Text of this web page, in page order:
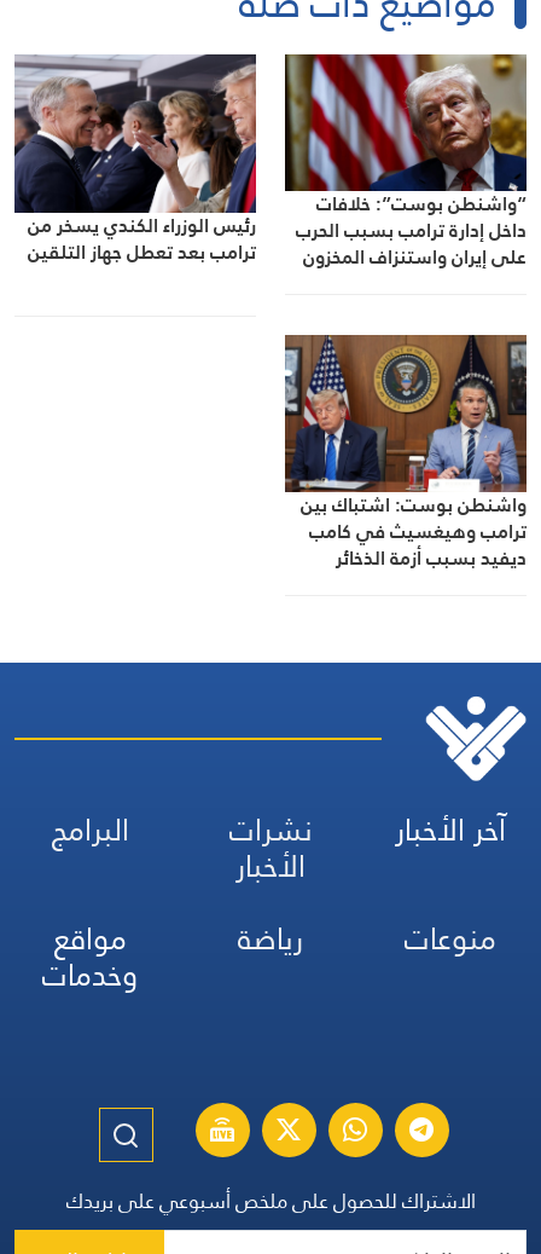
“واشنطن بوست”: خلافات
داخل إدارة ترامب بسبب الحرب
على إيران واستنزاف المخزون
رئيس الوزراء الكندي يسخر من
ترامب بعد تعطل جهاز التلقين
واشنطن بوست: اشتباك بين
ترامب وهيغسيث في كامب
ديفيد بسبب أزمة الذخائر
آخر الأخبار نشرات
الأخبار
البرامج
منوعات
رياضة مواقع
وخدمات
الاشتراك للحصول على ملخص أسبوعي على بريدك